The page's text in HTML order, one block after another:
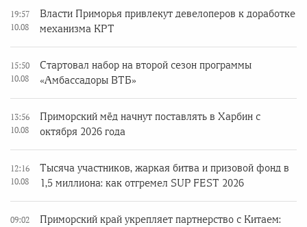
19:57
10.08
Власти Приморья привлекут девелоперов к доработке
механизма КРТ
15:50
10.08
Стартовал набор на второй сезон программы
«Амбассадоры ВТБ»
13:56
10.08
Приморский мёд начнут поставлять в Харбин с
октября 2026 года
12:16
10.08
Тысяча участников, жаркая битва и призовой фонд в
1,5 миллиона: как отгремел SUP FEST 2026
09:02
Приморский край укрепляет партнерство с Китаем: